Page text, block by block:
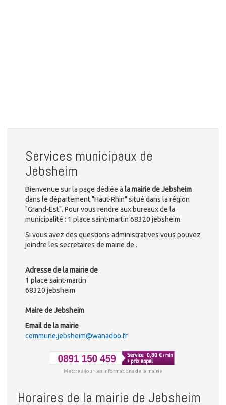
Services municipaux de
Jebsheim
Bienvenue sur la page dédiée à la mairie de Jebsheim
dans le département "Haut-Rhin" situé dans la région
"Grand-Est". Pour vous rendre aux bureaux de la
municipalité : 1 place saint-martin 68320 jebsheim.
Si vous avez des questions administratives vous pouvez
joindre les secretaires de mairie de .
Adresse de la mairie de
1 place saint-martin
68320 jebsheim
Maire de Jebsheim
Email de la mairie
commune.jebsheim@wanadoo.fr
Mettre à jour les informations de la mairie
Horaires de la mairie de Jebsheim